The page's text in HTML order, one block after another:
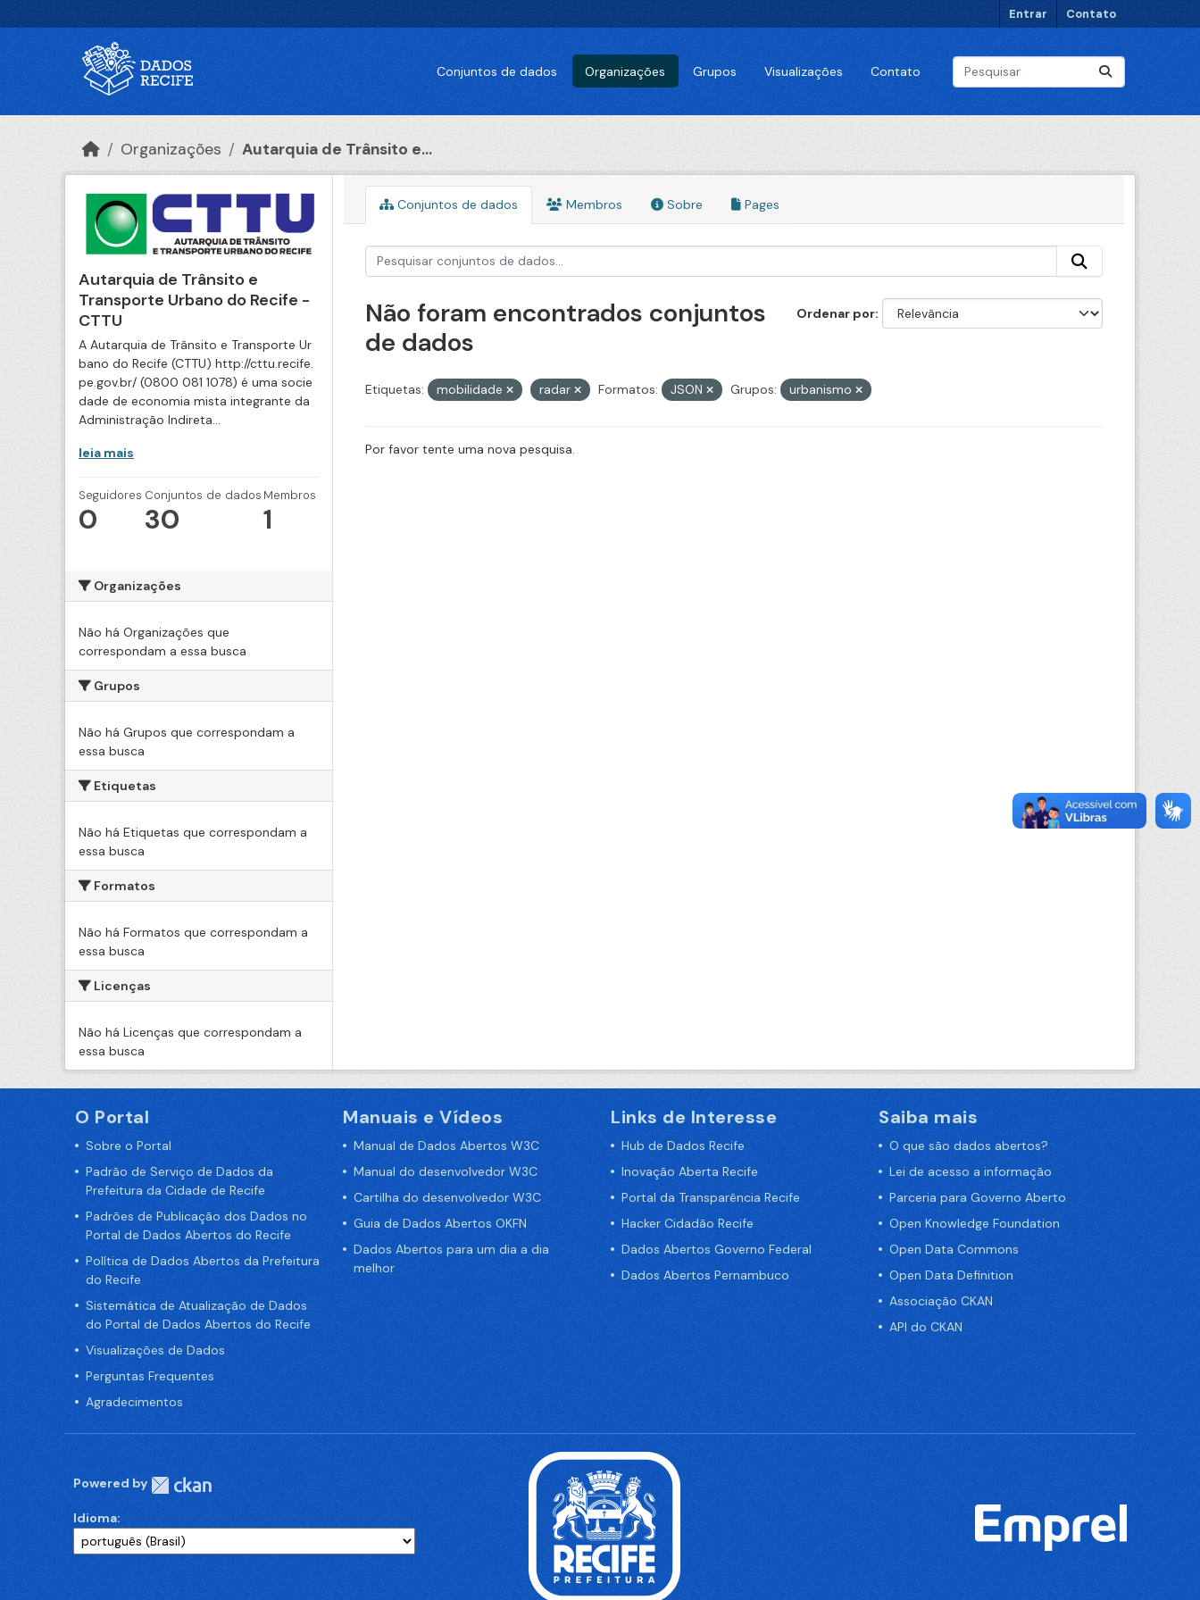
Entrar Contato
Conjuntos de dados Organizações Grupos Visualizações Contato
Organizações Autarquia de Trânsito e...
Autarquia de Trânsito e
Transporte Urbano do Recife -
CTTU
A Autarquia de Trânsito e Transporte Ur
bano do Recife (CTTU) http://cttu.recife.
pe.gov.br/ (0800 081 1078) é uma socie
dade de economia mista integrante da
Administração Indireta...
leia mais
Seguidores
0
Conjuntos de dados
30
Membros
1
Organizações
Não há Organizações que
correspondam a essa busca
Grupos
Não há Grupos que correspondam a
essa busca
Etiquetas
Não há Etiquetas que correspondam a
essa busca
Formatos
Não há Formatos que correspondam a
essa busca
Licenças
Não há Licenças que correspondam a
essa busca
Conjuntos de dados Membros Sobre Pages
Ordenar por
Não foram encontrados conjuntos
de dados
Etiquetas: mobilidade radar Formatos: JSON Grupos: urbanismo
Por favor tente uma nova pesquisa.
O Portal
Sobre o Portal
Padrão de Serviço de Dados da
Prefeitura da Cidade de Recife
Padrões de Publicação dos Dados no
Portal de Dados Abertos do Recife
Política de Dados Abertos da Prefeitura
do Recife
Sistemática de Atualização de Dados
do Portal de Dados Abertos do Recife
Visualizações de Dados
Perguntas Frequentes
Agradecimentos
Manuais e Vídeos
Manual de Dados Abertos W3C
Manual do desenvolvedor W3C
Cartilha do desenvolvedor W3C
Guia de Dados Abertos OKFN
Dados Abertos para um dia a dia
melhor
Links de Interesse
Hub de Dados Recife
Inovação Aberta Recife
Portal da Transparência Recife
Hacker Cidadão Recife
Dados Abertos Governo Federal
Dados Abertos Pernambuco
Saiba mais
O que são dados abertos?
Lei de acesso a informação
Parceria para Governo Aberto
Open Knowledge Foundation
Open Data Commons
Open Data Definition
Associação CKAN
API do CKAN
Powered by
Idioma